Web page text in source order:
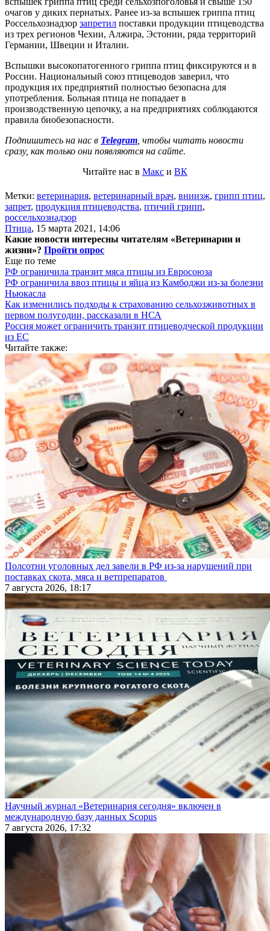
очагов у диких пернатых. Ранее из-за вспышек гриппа птиц
Россельхознадзор запретил поставки продукции птицеводства
из трех регионов Чехии, Алжира, Эстонии, ряда территорий
Германии, Швеции и Италии.
Вспышки высокопатогенного гриппа птиц фиксируются и в
России. Национальный союз птицеводов заверил, что
продукция их предприятий полностью безопасна для
употребления. Больная птица не попадает в
производственную цепочку, а на предприятиях соблюдаются
правила биобезопасности.
Подпишитесь на нас в Telegram , чтобы читать новости
сразу, как только они появляются на сайте.
Читайте нас в Макс и ВК
Метки: ветеринария, ветеринарный врач, вниизж, грипп птиц,
запрет, продукция птицеводства, птичий грипп,
россельхознадзор
Птица, 15 марта 2021, 14:06
Какие новости интересны читателям «Ветеринарии и
жизни»? Пройти опрос
Еще по теме
РФ ограничила транзит мяса птицы из Евросоюза
РФ ограничила ввоз птицы и яйца из Камбоджи из-за болезни
Ньюкасла
Как изменились подходы к страхованию сельхозживотных в
первом полугодии, рассказали в НСА
Россия может ограничить транзит птицеводческой продукции
из ЕС
Читайте также:
Полсотни уголовных дел завели в РФ из-за нарушений при
поставках скота, мяса и ветпрепаратов
7 августа 2026, 18:17
Научный журнал «Ветеринария сегодня» включен в
международную базу данных Scopus
7 августа 2026, 17:32